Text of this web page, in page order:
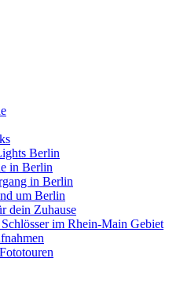
Berlin
in Berlin
in Berlin
um Berlin
dein Zuhause
im Rhein-Main Gebiet